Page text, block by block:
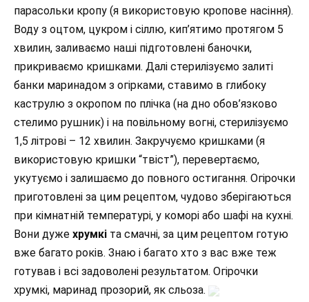
парасольки кропу (я використовую кропове насіння).
Воду з оцтом, цукром і сіллю, кип’ятимо протягом 5
хвилин, заливаємо наші підготовлені баночки,
прикриваємо кришками. Далі стерилізуємо залиті
банки маринадом з огірками, ставимо в глибоку
каструлю з окропом по плічка (на дно обов’язково
стелимо рушник) і на повільному вогні, стерилізуємо
1,5 літрові – 12 хвилин. Закручуємо кришками (я
використовую кришки “твіст”), перевертаємо,
укутуємо і залишаємо до повного остигання. Огірочки
приготовлені за цим рецептом, чудово зберігаються
при кімнатній температурі, у коморі або шафі на кухні.
Вони дуже хрумкі та смачні, за цим рецептом готую
вже багато років. Знаю і багато хто з вас вже теж
готував і всі задоволені результатом. Огірочки
хрумкі, маринад прозорий, як сльоза.